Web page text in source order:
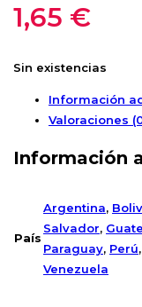
1,65 €
Sin existencias
Información
Valoraciones
Información
País
Argentina,
Salvador,
Paraguay, Perú,
Venezuela